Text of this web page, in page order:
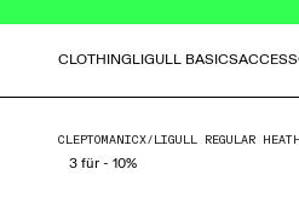
CLOTHINGLIGULL BASICS
CLEPTOMANICX/ LIGULL REGULAR
3 für - 10%